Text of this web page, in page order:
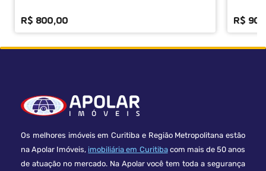
R$ 800,00 R$
Os melhores imóveis em Curitiba e Região Metropolitana estão
na Apolar Imóveis, imobiliária em Curitibacom mais de 50 anos
de atuação no mercado. Na Apolar você tem toda a segurança